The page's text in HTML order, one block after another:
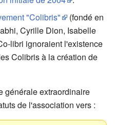
"Colibris"
(fondé en
Cyrille Dion, Isabelle
libri ignoraient l'existence
Colibris à la création de
générale extraordinaire
de l'association vers :